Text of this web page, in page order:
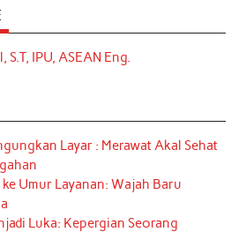
IPU, ASEAN Eng.
Layar : Merawat Akal Sehat
Umur Layanan: Wajah Baru
Luka: Kepergian Seorang